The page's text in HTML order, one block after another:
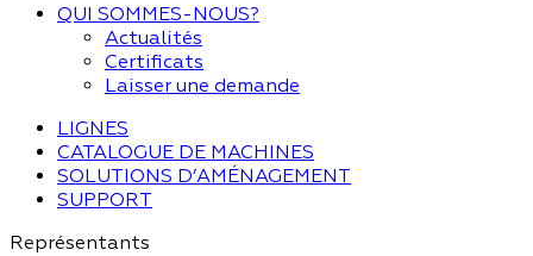
QUI SOMMES-NOUS?
Actualités
Certificats
Laisser une demande
LIGNES
CATALOGUE DE MACHINES
SOLUTIONS D’AMÉNAGEMENT
SUPPORT
Représentants